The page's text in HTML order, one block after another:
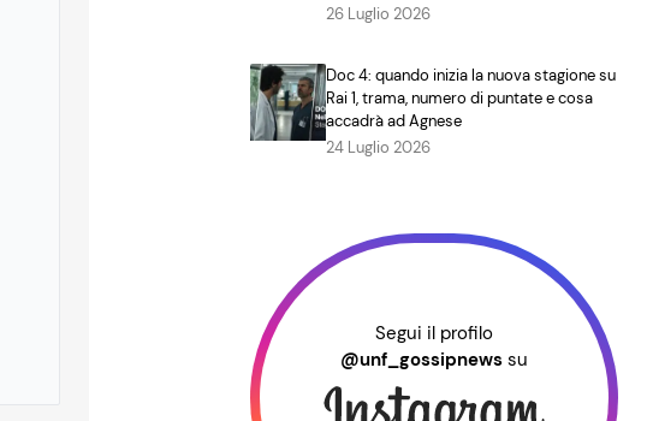
26 Luglio 2026
Doc 4: quando inizia la nuova stagione su
Rai 1, trama, numero di puntate e cosa
accadrà ad Agnese
24 Luglio 2026
Segui il profilo
@unf_gossipnews su